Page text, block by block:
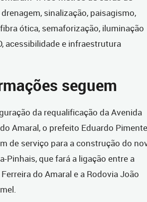
sinalização, paisagismo,
ótica, semaforização, iluminação
acessibilidade e infraestrutura
seguem
da requalificação da Avenida
Amaral, o prefeito Eduardo
de serviço para a construção do
Pinhais, que fará a ligação entre a
do Amaral e a Rodovia João